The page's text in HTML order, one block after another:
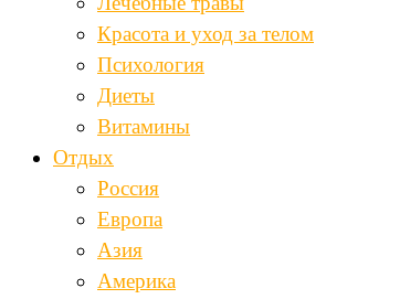
Красота и уход за телом
Психология
Диеты
Витамины
Отдых
Россия
Европа
Азия
Америка